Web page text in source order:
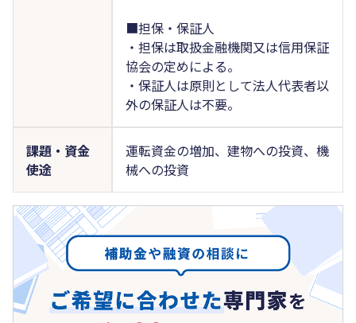
■担保・保証人
・担保は取扱金融機関又は信用保証
協会の定めによる。
・保証人は原則として法人代表者以
外の保証人は不要。
課題・資金
使途
運転資金の増加、建物への投資、機
械への投資